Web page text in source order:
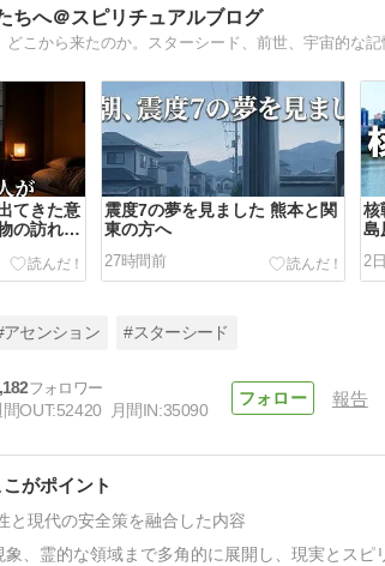
ちへ＠スピリチュアルブログ
てきた意
の訪れ」
震度7の夢を見ました 熊本と関
東の方へ
27時間前
核
島
2
を持たな
アセンション #スターシード
間OUT:52420 月間IN:35090
報告
がポイント
と現代の安全策を融合した内容
、霊的な領域まで多角的に展開し、現実とス